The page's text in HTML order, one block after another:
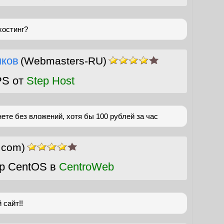
(Webmasters-RU)
от Step Host
без вложений, хотя бы 100 рублей за час
CentOS в CentroWeb
сайт!!